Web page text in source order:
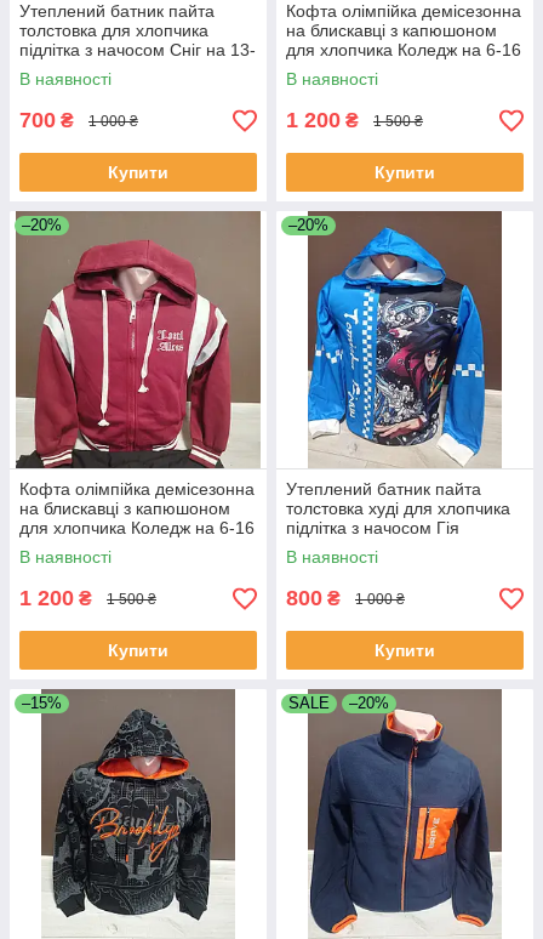
Утеплений батник пайта
толстовка для хлопчика
підлітка з начосом Сніг на 13-
18 років білий
В наявності
700 ₴ 1 000 ₴
Купити
Кофта олімпійка демісезонна
на блискавці з капюшоном
для хлопчика Коледж на 6-16
років кава коричнева
В наявності
1 200 ₴ 1 500 ₴
Купити
–20%
Кофта олімпійка демісезонна
на блискавці з капюшоном
для хлопчика Коледж на 6-16
років кава бордо
В наявності
1 200 ₴ 1 500 ₴
Купити
–20%
Утеплений батник пайта
толстовка худі для хлопчика
підлітка з начосом Гія
Томіока Клинок розсікаючий
демона Аніме на 11-16 років
В наявності
800 ₴ 1 000 ₴
Купити
–15% SALE –20%